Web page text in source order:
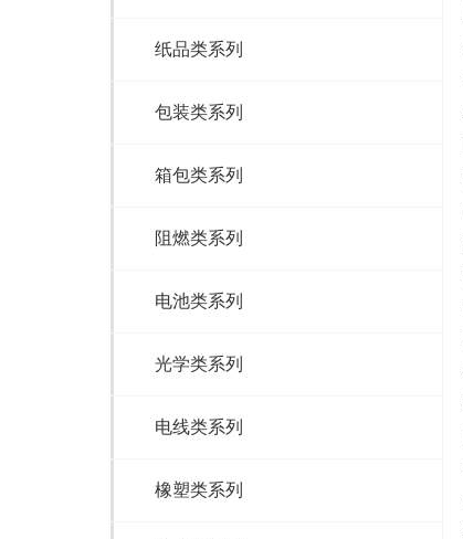
纸品类系列
包装类系列
箱包类系列
阻燃类系列
电池类系列
光学类系列
电线类系列
橡塑类系列